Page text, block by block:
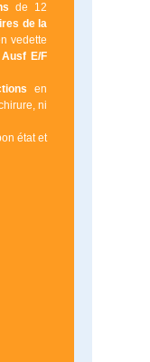
de 12
de la
vedette
E/F
en
ni
état et